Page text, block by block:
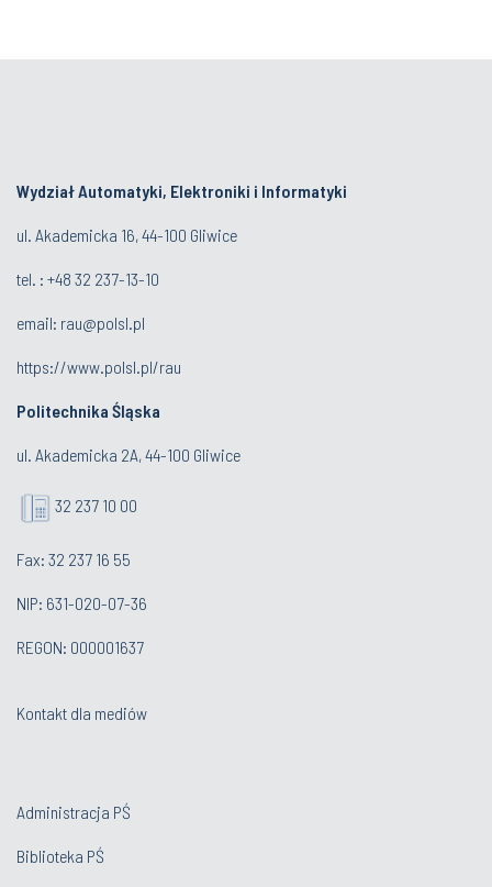
Wydział Automatyki, Elektroniki i Informatyki
ul. Akademicka 16, 44-100 Gliwice
tel. : +48 32 237-13-10
email: rau@polsl.pl
https://www.polsl.pl/rau
Politechnika Śląska
ul. Akademicka 2A, 44-100 Gliwice
32 237 10 00
Fax: 32 237 16 55
NIP: 631-020-07-36
REGON: 000001637
Kontakt dla mediów
Administracja PŚ
Biblioteka PŚ